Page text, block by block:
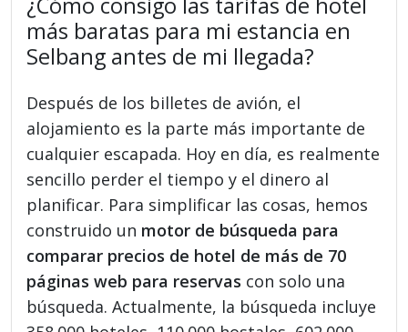
más baratas para mi estancia en
Selbang antes de mi llegada?
Después de los billetes de avión, el
alojamiento es la parte más importante de
cualquier escapada. Hoy en día, es realmente
sencillo perder el tiempo y el dinero al
planificar. Para simplificar las cosas, hemos
construido un motor de búsqueda para
comparar precios de hotel de más de 70
páginas web para reservas con solo una
búsqueda. Actualmente, la búsqueda incluye